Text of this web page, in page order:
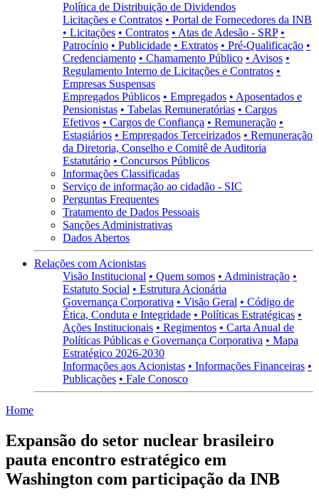
Política de Distribuição de Dividendos
Licitações e Contratos • Portal de Fornecedores da INB
• Licitações • Contratos • Atas de Adesão - SRP •
Patrocínio • Publicidade • Extratos • Pré-Qualificação •
Credenciamento • Chamamento Público • Avisos •
Regulamento Interno de Licitações e Contratos •
Empresas Suspensas
Empregados Públicos • Empregados • Aposentados e
Pensionistas • Tabelas Remuneratórias • Cargos
Efetivos • Cargos de Confiança • Remuneração •
Estagiários • Empregados Terceirizados • Remuneração
da Diretoria, Conselho e Comitê de Auditoria
Estatutário • Concursos Públicos
Informações Classificadas
Serviço de informação ao cidadão - SIC
Perguntas Frequentes
Tratamento de Dados Pessoais
Sanções Administrativas
Dados Abertos
Relações com Acionistas
Visão Institucional • Quem somos • Administração •
Estatuto Social • Estrutura Acionária
Governança Corporativa • Visão Geral • Código de
Ética, Conduta e Integridade • Políticas Estratégicas •
Ações Institucionais • Regimentos • Carta Anual de
Políticas Públicas e Governança Corporativa • Mapa
Estratégico 2026-2030
Informações aos Acionistas • Informações Financeiras •
Publicações • Fale Conosco
Home
Expansão do setor nuclear brasileiro
pauta encontro estratégico em
Washington com participação da INB